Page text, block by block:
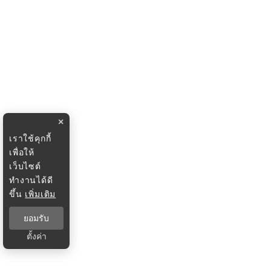
×
เราใช้คุกกี้
เพื่อให้
เว็บไซต์
ทำงานได้ดี
ขึ้น เพิ่มเติม
ยอมรับ
ตั้งค่า